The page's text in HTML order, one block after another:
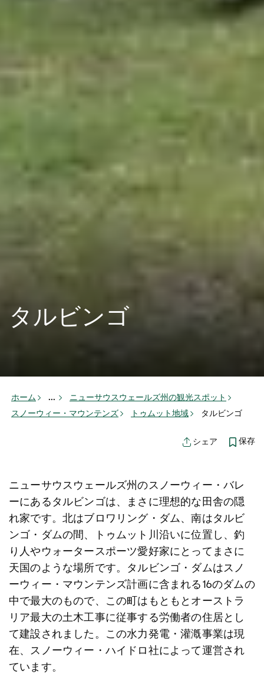
タルビンゴ
ホーム ...
ニューサウスウェールズ州の観光スポット
スノーウィー・マウンテンズ
トゥムット地域 タルビンゴ
シェア 保存
ニューサウスウェールズ州のスノーウィー・バレ
ーにあるタルビンゴは、まさに理想的な田舎の隠
れ家です。北はブロワリング・ダム、南はタルビ
ンゴ・ダムの間、トゥムット川沿いに位置し、釣
り人やウォータースポーツ愛好家にとってまさに
天国のような場所です。タルビンゴ・ダムはスノ
ーウィー・マウンテンズ計画に含まれる16のダムの
中で最大のもので、この町はもともとオーストラ
リア最大の土木工事に従事する労働者の住居とし
て建設されました。この水力発電・灌漑事業は現
在、スノーウィー・ハイドロ社によって運営され
ています。